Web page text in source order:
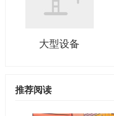
大型设备
推荐阅读